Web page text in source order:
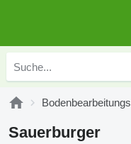
Sauerburger